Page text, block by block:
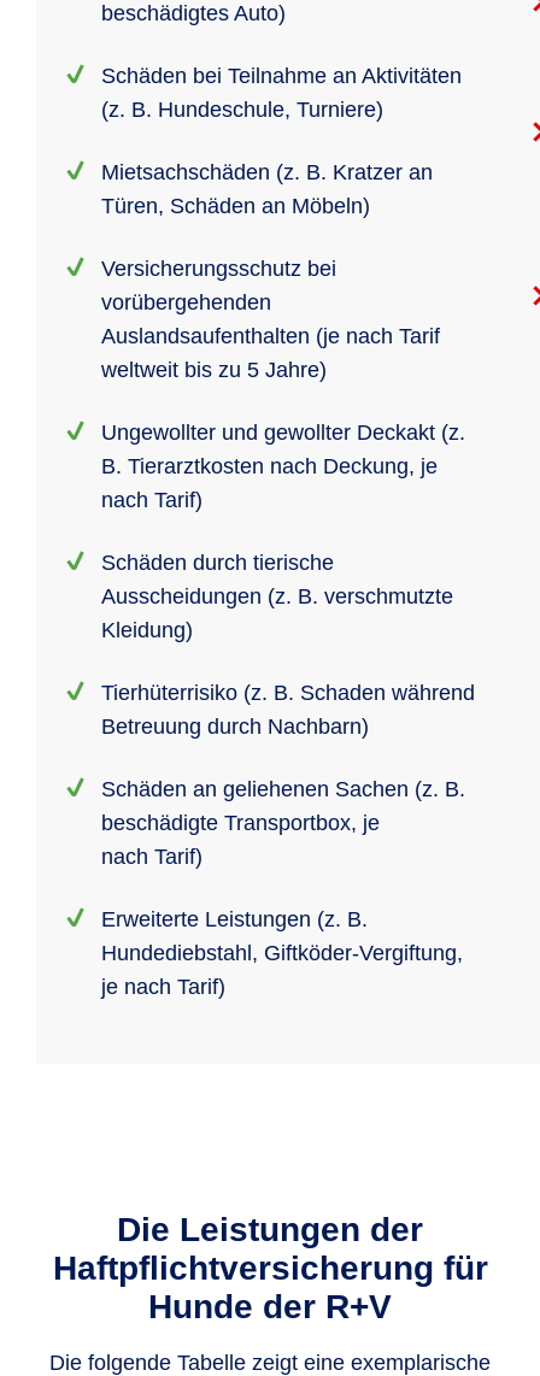
beschädigtes Auto)
Schäden bei Teilnahme an Aktivitäten
(z. B. Hundeschule, Turniere)
Mietsachschäden (z. B. Kratzer an
Türen, Schäden an Möbeln)
Versicherungsschutz bei
vorübergehenden
Auslandsaufenthalten (je nach Tarif
weltweit bis zu 5 Jahre)
Ungewollter und gewollter Deckakt (z.
B. Tierarztkosten nach Deckung, je
nach Tarif)
Schäden durch tierische
Ausscheidungen (z. B. verschmutzte
Kleidung)
Tierhüterrisiko (z. B. Schaden während
Betreuung durch Nachbarn)
Schäden an geliehenen Sachen (z. B.
beschädigte Transportbox, je
nach Tarif)
Erweiterte Leistungen (z. B.
Hundediebstahl, Giftköder-Vergiftung,
je nach Tarif)
Die Leistungen der
Haftpflichtversicherung für
Hunde der R+V
Die folgende Tabelle zeigt eine exemplarische